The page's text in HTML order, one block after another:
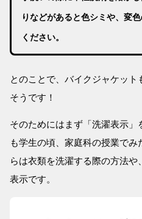
りなどがあると色シミや、変
ください。
とのことで、バイクジャケッ
そうです！
そのためにはまず「洗濯表示
も学生の頃、家庭科の授業で
らは衣類を洗濯する際の方法
表示です。